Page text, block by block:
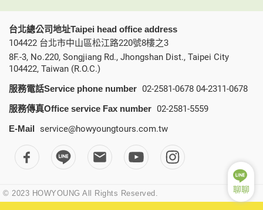
聊聊
台北總公司地址Taipei head office address
104422 台北市中山區松江路220號8樓之3
8F.-3, No.220, Songjiang Rd., Jhongshan Dist., Taipei City
104422, Taiwan (R.O.C.)
服務電話Service phone number 02-2581-0678 04-2311-0678
服務傳真Office service Fax number 02-2581-5559
E-Mail service@howyoungtours.com.tw
© 2023 HOWYOUNG All Rights Reserved.